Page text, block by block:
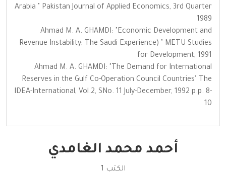
Arabia " Pakistan Journal of Applied Economics, 3rd Quarter
1989
Ahmad M. A. GHAMDI: "Economic Development and
Revenue Instability; The Saudi Experience) " METU Studies
for Development, 1991
Ahmad M. A. GHAMDI: "The Demand for International
Reserves in the Gulf Co-Operation Council Countries" The
IDEA-International, Vol.2, SNo. 11 July-December, 1992 p.p. 8-
10
أحمد محمد الغامدي
الكتب 1